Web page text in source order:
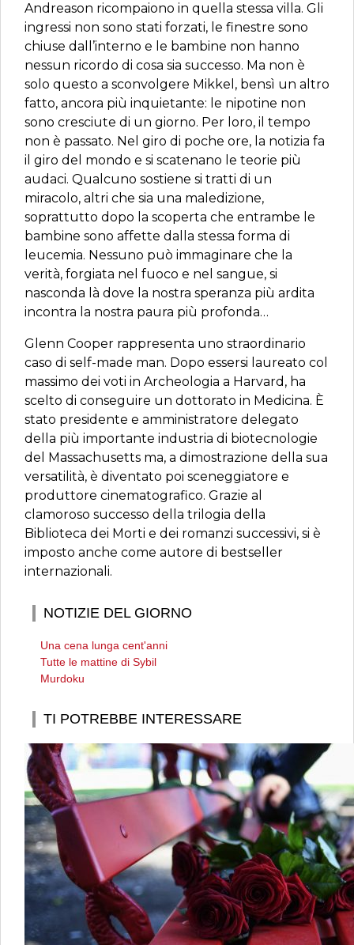
Andreason ricompaiono in quella stessa villa. Gli
ingressi non sono stati forzati, le finestre sono
chiuse dall’interno e le bambine non hanno
nessun ricordo di cosa sia successo. Ma non è
solo questo a sconvolgere Mikkel, bensì un altro
fatto, ancora più inquietante: le nipotine non
sono cresciute di un giorno. Per loro, il tempo
non è passato. Nel giro di poche ore, la notizia fa
il giro del mondo e si scatenano le teorie più
audaci. Qualcuno sostiene si tratti di un
miracolo, altri che sia una maledizione,
soprattutto dopo la scoperta che entrambe le
bambine sono affette dalla stessa forma di
leucemia. Nessuno può immaginare che la
verità, forgiata nel fuoco e nel sangue, si
nasconda là dove la nostra speranza più ardita
incontra la nostra paura più profonda…
Glenn Cooper rappresenta uno straordinario
caso di self-made man. Dopo essersi laureato col
massimo dei voti in Archeologia a Harvard, ha
scelto di conseguire un dottorato in Medicina. È
stato presidente e amministratore delegato
della più importante industria di biotecnologie
del Massachusetts ma, a dimostrazione della sua
versatilità, è diventato poi sceneggiatore e
produttore cinematografico. Grazie al
clamoroso successo della trilogia della
Biblioteca dei Morti e dei romanzi successivi, si è
imposto anche come autore di bestseller
internazionali.
NOTIZIE DEL GIORNO
Una cena lunga cent'anni
Tutte le mattine di Sybil
Murdoku
TI POTREBBE INTERESSARE